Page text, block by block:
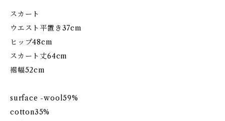
スカート
ウエスト平置き37cm
ヒップ48cm
スカート丈64cm
裾幅52cm
surface -wool59%
cotton35%